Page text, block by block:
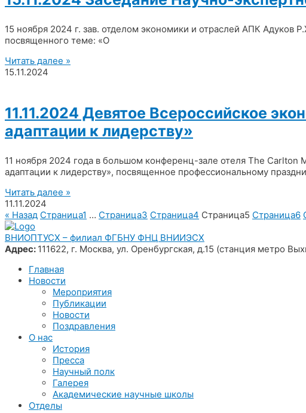
15 ноября 2024 г. зав. отделом экономики и отраслей АПК Адуков
посвященного теме: «О
Читать далее »
15.11.2024
11.11.2024 Девятое Всероссийское
адаптации к лидерству»
11 ноября 2024 года в большом конференц-зале отеля The Carlton
адаптации к лидерству», посвященное профессиональному
Читать далее »
11.11.2024
« Назад Страница1 … Страница3 Страница4 Страница5 Страница6
ВНИОПТУСХ – филиал ФГБНУ ФНЦ ВНИИЭСХ
Адрес: 111622, г. Москва, ул. Оренбургская, д.15 (станция метро
Главная
Новости
Мероприятия
Публикации
Новости
Поздравления
О нас
История
Пресса
Научный полк
Галерея
Академические научные школы
Отделы